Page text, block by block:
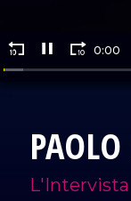
L'Intervista